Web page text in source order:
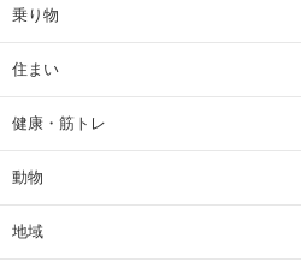
乗り物
住まい
健康・筋トレ
動物
地域